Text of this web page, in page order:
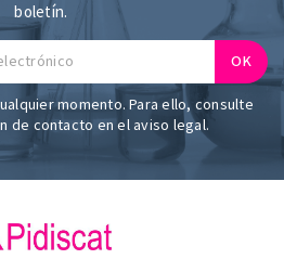
boletín.
momento. Para ello, consulte
de contacto en el aviso legal.